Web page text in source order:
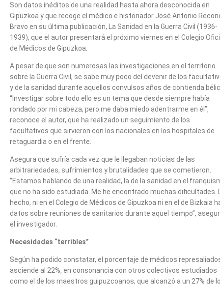
Son datos inéditos de una realidad hasta ahora desconocida en
Gipuzkoa y que recoge el médico e historiador José Antonio
Bravo en su última publicación, La Sanidad en la Guerra Civil (1936-
1939), que el autor presentará el próximo viernes en el Colegio
de Médicos de Gipuzkoa.
A pesar de que son numerosas las investigaciones en el territorio
sobre la Guerra Civil, se sabe muy poco del devenir de los
y de la sanidad durante aquellos convulsos años de contienda
“Investigar sobre todo ello es un tema que desde siempre había
rondado por mi cabeza, pero me daba miedo adentrarme en él”,
reconoce el autor, que ha realizado un seguimiento de los
facultativos que sirvieron con los nacionales en los hospitales de
retaguardia o en el frente.
Asegura que sufría cada vez que le llegaban noticias de las
arbitrariedades, sufrimientos y brutalidades que se cometieron.
“Estamos hablando de una realidad, la de la sanidad en el
que no ha sido estudiada. Me he encontrado muchas dificultades.
hecho, ni en el Colegio de Médicos de Gipuzkoa ni en el de Bizkaia
datos sobre reuniones de sanitarios durante aquel tiempo”,
el investigador.
Necesidades “terribles”
Según ha podido constatar, el porcentaje de médicos
asciende al 22%, en consonancia con otros colectivos estudiados
como el de los maestros guipuzcoanos, que alcanzó a un 27% de